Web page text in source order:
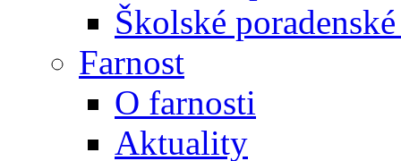
Školské
Farnost
O farnosti
Aktuality